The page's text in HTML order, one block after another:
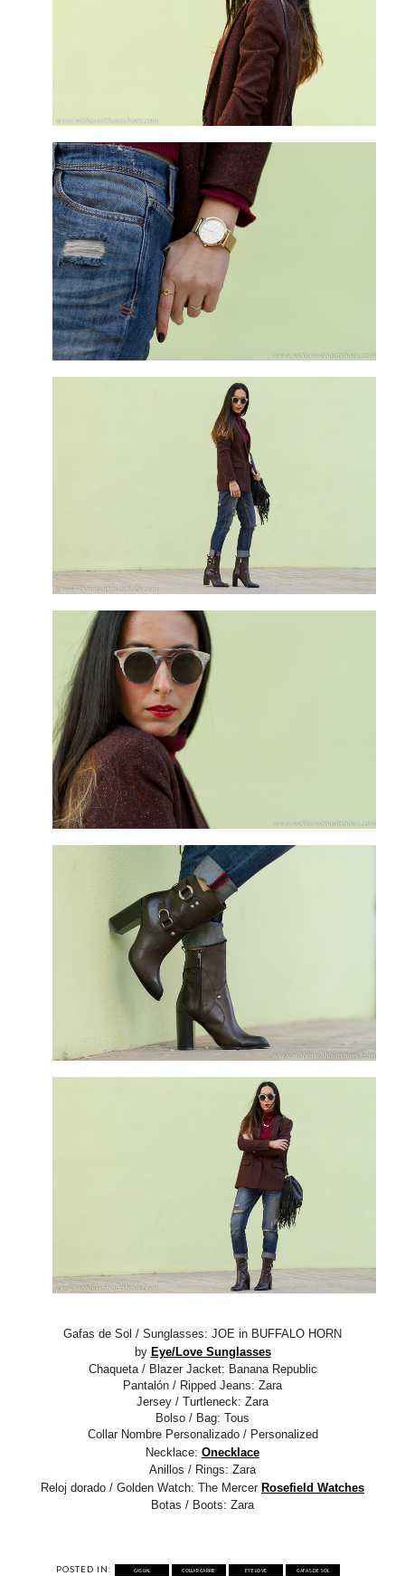
Gafas de Sol / Sunglasses: JOE in BUFFALO HORN
by Eye/Love Sunglasses
Chaqueta / Blazer Jacket: Banana Republic
Pantalón / Ripped Jeans: Zara
Jersey / Turtleneck: Zara
Bolso / Bag: Tous
Collar Nombre Personalizado / Personalized
Necklace: Onecklace
Anillos / Rings: Zara
Reloj dorado / Golden Watch: The Mercer Rosefield Watches
Botas / Boots: Zara
POSTED IN: CASUAL COLLAR CARRIE EYE LOVE GAFAS DE SOL